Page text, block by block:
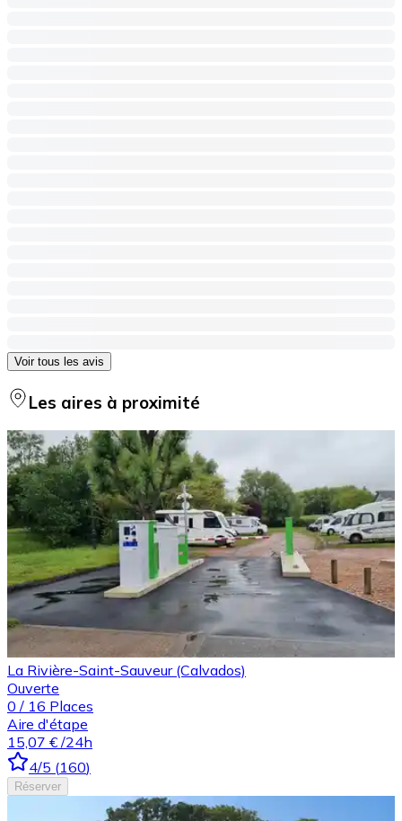
Voir tous les avis
Les aires à proximité
La Rivière-Saint-Sauveur (Calvados)
Ouverte
0 / 16 Places
Aire d'étape
15,07 € /24h
4/5 (160)
Réserver